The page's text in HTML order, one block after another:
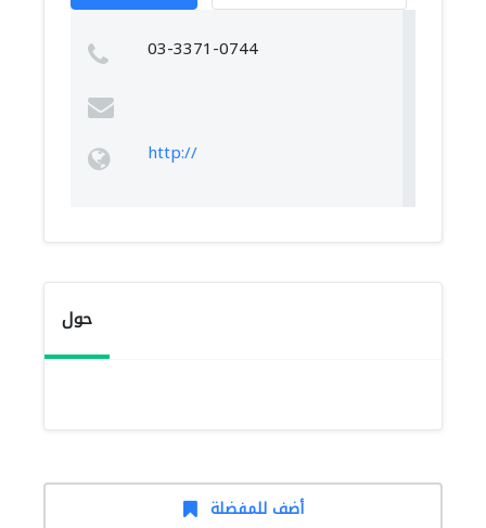
03-3371-0744
http://
حول
أضف للمفضلة